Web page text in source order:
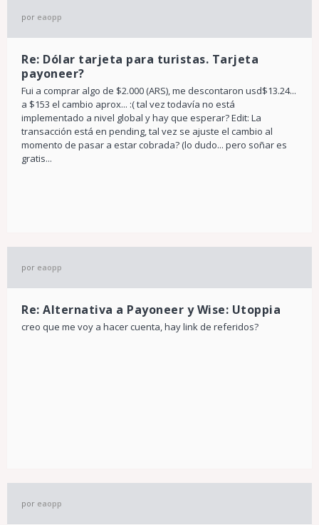
por eaopp
Re: Dólar tarjeta para turistas. Tarjeta
payoneer?
Fui a comprar algo de $2.000 (ARS), me descontaron usd$13.24...
a $153 el cambio aprox... :( tal vez todavía no está
implementado a nivel global y hay que esperar? Edit: La
transacción está en pending, tal vez se ajuste el cambio al
momento de pasar a estar cobrada? (lo dudo... pero soñar es
gratis...
por eaopp
Re: Alternativa a Payoneer y Wise: Utoppia
creo que me voy a hacer cuenta, hay link de referidos?
por eaopp